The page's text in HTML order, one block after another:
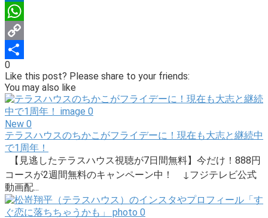
LinkedIn
WhatsApp
Copy
Link
Share
0
Like this post? Please share to your friends:
You may also like
New 0
テラスハウスのちかこがフライデーに！現在も大志と継続中
で1周年！
【見逃したテラスハウス視聴が7日間無料】今だけ！888円
コースが2週間無料のキャンペーン中！ ↓フジテレビ公式
動画配...